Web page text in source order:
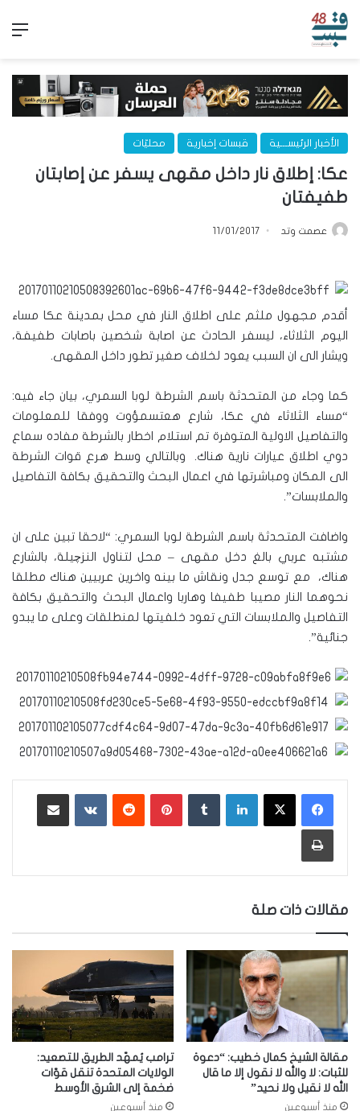
الأخبار الرئيســـية قبسات إخبارية محليّات
عكا: إطلاق نار داخل مقهى يسفر عن إصابتان
طفيفتان
عصمت وتد 11/01/2017
أقدم مجهول ملثم على اطلاق النار في محل بمدينة عكا مساء
اليوم الثلاثاء، ليسفر الحادث عن اصابة شخصين باصابات طفيفة،
ويشار الى ان السبب يعود لخلاف صغير تطور داخل المقهى.
كما وجاء من المتحدثة باسم الشرطة لوبا السمري، بيان جاء فيه:
“مساء الثلاثاء في عكا، شارع هعتسمؤوت ووفقا للمعلومات
والتفاصيل الاولية المتوفرة تم استلام اخطار بالشرطة مفاده سماع
دوي اطلاق عيارات نارية هناك. وبالتالي وسط هرع قوات الشرطة
الى المكان ومباشرتها في اعمال البحث والتحقيق بكافة التفاصيل
والملابسات”.
واضافت المتحدثة باسم الشرطة لوبا السمري: “لاحقا تبين على ان
مشتبه عربي بالغ دخل مقهى – محل لتناول النزچيلة، بالشارع
هناك، مع توسع جدل ونقاش ما بينه واخرين عربيين هناك مطلقا
نحوهما النار مصيبا طفيفا وهاربا واعمال البحث والتحقيق بكافة
التفاصيل والملابسات التي تعود خلفيتها لمنطلقات وعلى ما يبدو
جنائية”.
لينكدإن بينتيريست ‏VKontakte
طباعة
مقالات ذات صلة
مقالة الشيخ كمال خطيب: “دعوة
للثبات: لا والله لا نقول إلا ما قال
الله لا نقيل ولا نحيد”
منذ أسبوعين
ترامب يُمهّد الطريق للتصعيد:
الولايات المتحدة تنقل قوّات
ضخمة إلى الشرق الأوسط
منذ أسبوعين